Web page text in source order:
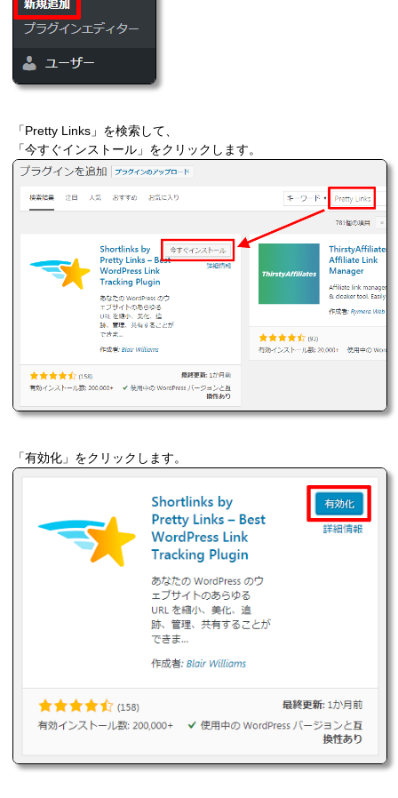
「Pretty Links」を検索して、
「今すぐインストール」をクリックします。
「有効化」をクリックします。